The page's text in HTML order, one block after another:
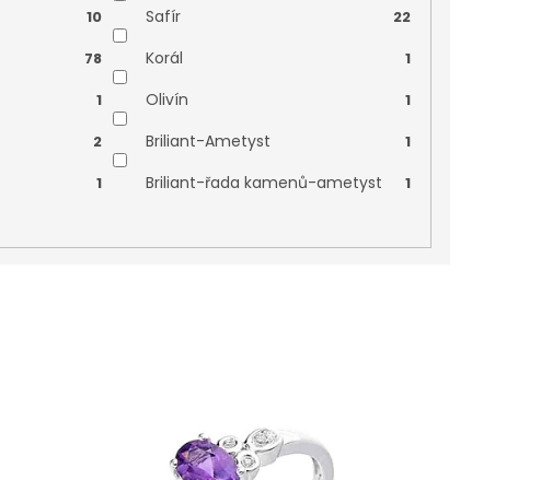
10 Safír 22
78 Korál 1
1 Olivín 1
2 Briliant-Ametyst 1
1 Briliant-řada kamenů-ametyst 1